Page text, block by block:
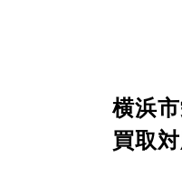
横浜
買取